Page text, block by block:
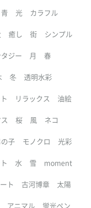
青 光 カラフル
癒し 街 シンプル
ジー 月 春
冬 透明水彩
リラックス 油絵
桜 風 ネコ
子 モノクロ 光彩
水 雪 moment
ト 古河博章 太陽
アニマル 蛍光ペン